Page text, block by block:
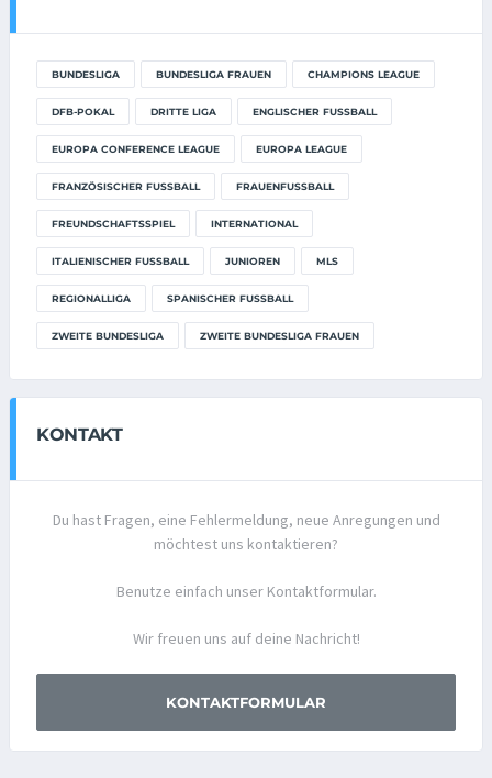
BUNDESLIGA BUNDESLIGA FRAUEN CHAMPIONS LEAGUE
DFB-POKAL DRITTE LIGA ENGLISCHER FUSSBALL
EUROPA CONFERENCE LEAGUE EUROPA LEAGUE
FRANZÖSISCHER FUSSBALL FRAUENFUSSBALL
FREUNDSCHAFTSSPIEL INTERNATIONAL
ITALIENISCHER FUSSBALL JUNIOREN MLS
REGIONALLIGA SPANISCHER FUSSBALL
ZWEITE BUNDESLIGA ZWEITE BUNDESLIGA FRAUEN
KONTAKT
Du hast Fragen, eine Fehlermeldung, neue Anregungen und
möchtest uns kontaktieren?
Benutze einfach unser Kontaktformular.
Wir freuen uns auf deine Nachricht!
KONTAKTFORMULAR